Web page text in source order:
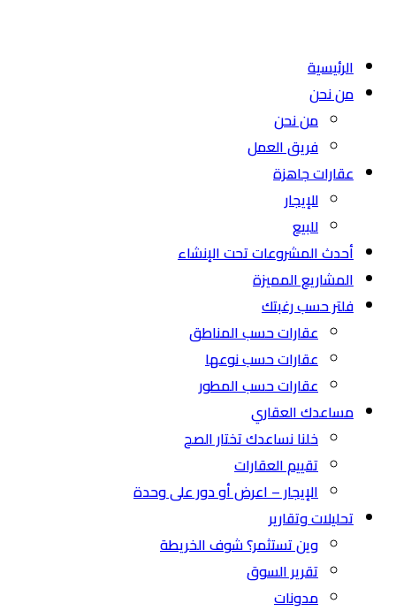
الرئيسية
من نحن
من نحن
فريق العمل
عقارات جاهزة
للإيجار
للبيع
أحدث المشروعات تحت الإنشاء
المشاريع المميزة
فلتر حسب رغبتك
عقارات حسب المناطق
عقارات حسب نوعها
عقارات حسب المطور
مساعدك العقاري
خلنا نساعدك تختار الصح
تقييم العقارات
الإيجار – اعرض أو دور على وحدة
تحليلات وتقارير
وين تستثمر؟ شوف الخريطة
تقرير السوق
مدونات